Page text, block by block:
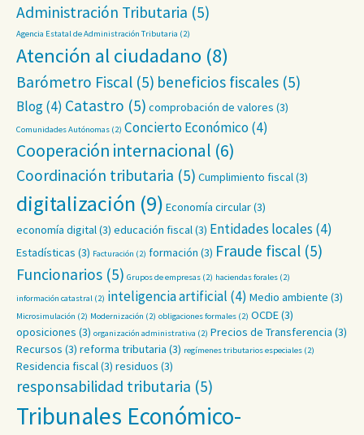
Administración Tributaria (5)
Agencia Estatal de Administración Tributaria (2)
Atención al ciudadano (8)
Barómetro Fiscal (5) beneficios fiscales (5)
Blog(4) Catastro (5) comprobación de valores (3)
Comunidades Autónomas (2) Concierto Económico(4)
Cooperación internacional (6)
Coordinación tributaria (5) Cumplimiento fiscal(3)
digitalización (9) Economía circular(3)
economía digital(3) educación fiscal(3) Entidades locales (4)
Estadísticas (3) Facturación (2) formación (3) Fraude fiscal (5)
Funcionarios (5) Grupos de empresas (2) haciendas forales (2)
información catastral (2) inteligencia artificial (4) Medio ambiente (3)
Microsimulación (2) Modernización (2) obligaciones formales (2) OCDE(3)
oposiciones (3) organización administrativa (2) Precios de Transferencia (3)
Recursos (3) reforma tributaria (3) regímenes tributarios especiales (2)
Residencia fiscal(3) residuos (3)
responsabilidad tributaria (5)
Tribunales Económico-